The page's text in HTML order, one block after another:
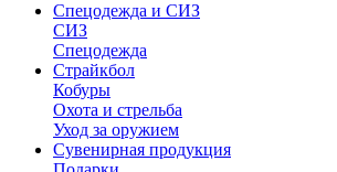
Спецодежда и СИЗ
СИЗ
Спецодежда
Страйкбол
Кобуры
Охота и стрельба
Уход за оружием
Сувенирная продукция